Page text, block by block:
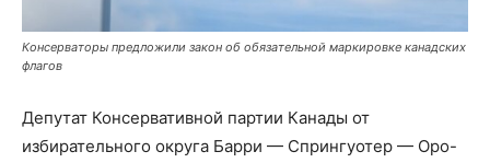
Консерваторы предложили закон об обязательной маркировке канадских
флагов
Депутат Консервативной партии Канады от
избирательного округа Барри — Спрингуотер — Оро-